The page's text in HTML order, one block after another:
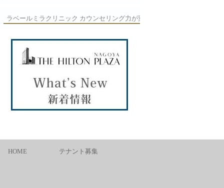
ラベールミラクリニック カウンセリング力が変
える
HOME テナント募集